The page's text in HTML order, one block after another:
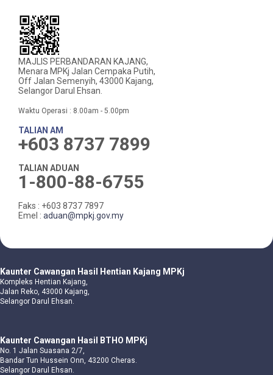
MAJLIS PERBANDARAN KAJANG,
Menara MPKj Jalan Cempaka Putih,
Off Jalan Semenyih, 43000 Kajang,
Selangor Darul Ehsan.
Waktu Operasi : 8.00am - 5.00pm
TALIAN AM
+603 8737 7899
TALIAN ADUAN
1-800-88-6755
Faks : +603 8737 7897
Emel : aduan@mpkj.gov.my
Kaunter Cawangan Hasil Hentian Kajang MPKj
Kompleks Hentian Kajang,
Jalan Reko, 43000 Kajang,
Selangor Darul Ehsan.
Kaunter Cawangan Hasil BTHO MPKj
No. 1 Jalan Suasana 2/7,
Bandar Tun Hussein Onn, 43200 Cheras.
Selangor Darul Ehsan.